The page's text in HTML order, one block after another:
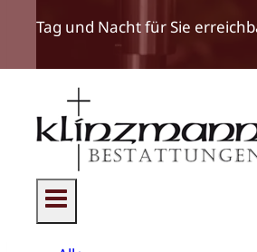
Tag und Nacht für Sie
Blogbeiträge